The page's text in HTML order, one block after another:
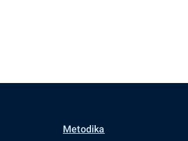
Metodika